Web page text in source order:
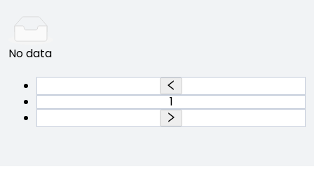
No data
1